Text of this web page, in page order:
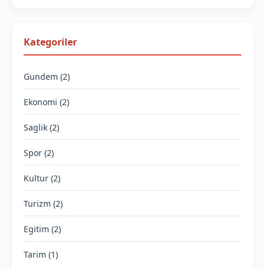
Kategoriler
Gundem (2)
Ekonomi (2)
Saglik (2)
Spor (2)
Kultur (2)
Turizm (2)
Egitim (2)
Tarim (1)